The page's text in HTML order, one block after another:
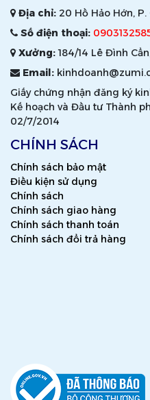
Địa chỉ: 20 Hồ Hảo Hớn,
Số điện thoại:
Xưởng:184/14 Lê Đình
Email:
Giấy chứng nhận đăng ký
Kế hoạch và Đầu tư Thành
02/7/2014
CHÍNH SÁCH
Chính sách bảo mật
Điều kiện sử dụng
Chính sách
Chính sách giao hàng
Chính sách thanh toán
Chính sách đổi trả hàng